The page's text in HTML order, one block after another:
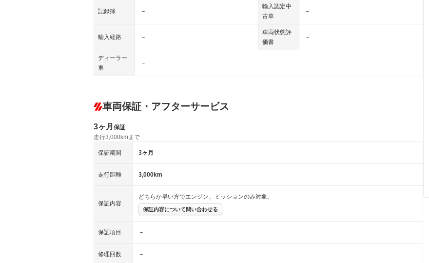
記録簿 －
輸入認定中
古車
－
輸入経路 －
車両状態評
価書
－
ディーラー
車
－
車両保証・アフターサービス
3ヶ月 保証
走行3,000kmまで
保証期間 3ヶ月
走行距離 3,000km
保証内容
どちらか早い方でエンジン、ミッションのみ対象。
保証内容について問い合わせる
保証項目 －
修理回数 －